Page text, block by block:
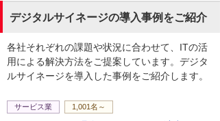
デジタルサイネージの導入事例をご紹介
各社それぞれの課題や状況に合わせて、ITの活
用による解決方法をご提案しています。デジタ
ルサイネージを導入した事例をご紹介します。
サービス業 1,001名～